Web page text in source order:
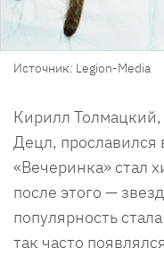
Источник: Legion-Media
Кирилл
Децл, прославился
«Вечеринка» стал
после этого —
популярность
так часто